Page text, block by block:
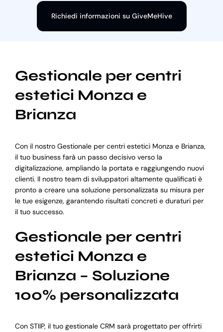
Richiedi informazioni su GiveMeHive
Gestionale per centri
estetici Monza e
Brianza
Con il nostro Gestionale per centri estetici Monza e Brianza,
il tuo business farà un passo decisivo verso la
digitalizzazione, ampliando la portata e raggiungendo nuovi
clienti. Il nostro team di sviluppatori altamente qualificati è
pronto a creare una soluzione personalizzata su misura per
le tue esigenze, garantendo risultati concreti e duraturi per
il tuo successo.
Gestionale per centri
estetici Monza e
Brianza – Soluzione
100% personalizzata
Con STIIP, il tuo gestionale CRM sarà progettato per offrirti